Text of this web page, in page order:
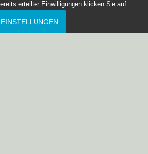
erteilter Einwilligungen klicken Sie auf
EINSTELLUNGEN